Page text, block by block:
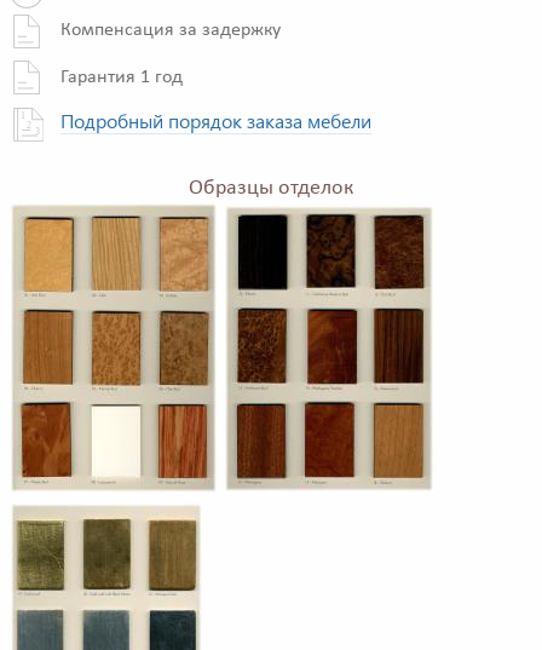
Компенсация за задержку
Гарантия 1 год
Подробный порядок заказа мебели
Образцы отделок